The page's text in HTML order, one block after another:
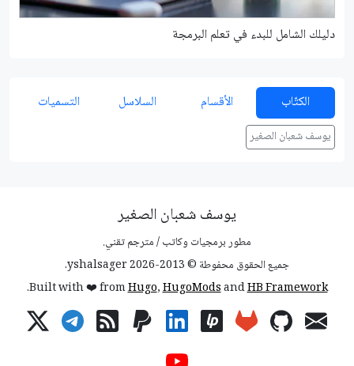
دليلك الشامل للبدء في تعلم البرمجة
الكتّاب الأقسام السلاسل التسميات
يوسف شعبان الصغير
يوسف شعبان الصغير
مطور برمجيات وكاتب / مترجم تقني.
جميع الحقوق محفوطة © 2013-2026 yshalsager.
Built with ❤️ fromHugo,HugoModsandHB Framework
.